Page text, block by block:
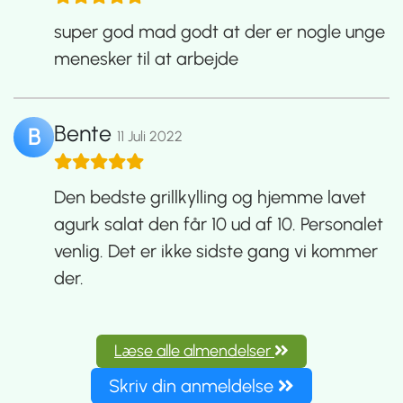
super god mad godt at der er nogle unge
menesker til at arbejde
B Bente 11 Juli 2022
Den bedste grillkylling og hjemme lavet
agurk salat den får 10 ud af 10. Personalet
venlig. Det er ikke sidste gang vi kommer
der.
Læse alle almendelser
Skriv din anmeldelse